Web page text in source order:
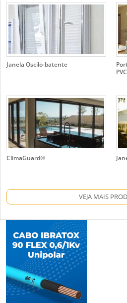
Janela Oscilo-batente
PVC
ClimaGuard®
VEJA MAIS